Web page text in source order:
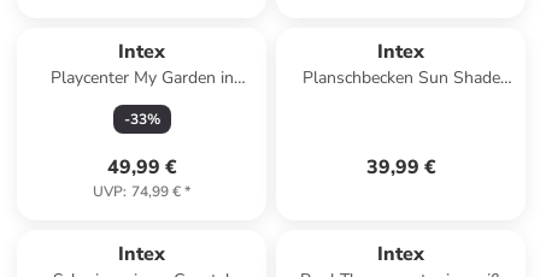
Intex
Playcenter My Garden in
Mehrfarbig ab 3 Jahre
-33%
49,99 €
UVP: 74,99 €*
Intex
Planschbecken Sun Shade
39,99 €
Intex Intex